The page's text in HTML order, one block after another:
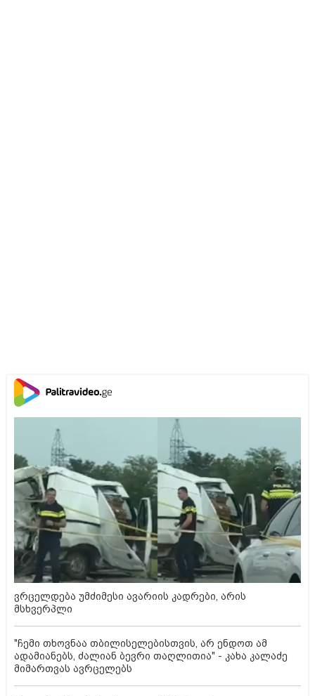
ვრცელდება უმძიმესი ავარიის კადრები, არის
მსხვერპლი
"ჩემი თხოვნაა თბილისელებისთვის, არ ენდოთ ამ
ადამიანებს, ძალიან ბევრი თაღლითია" - კახა კალაძე
მიმართვას ავრცელებს